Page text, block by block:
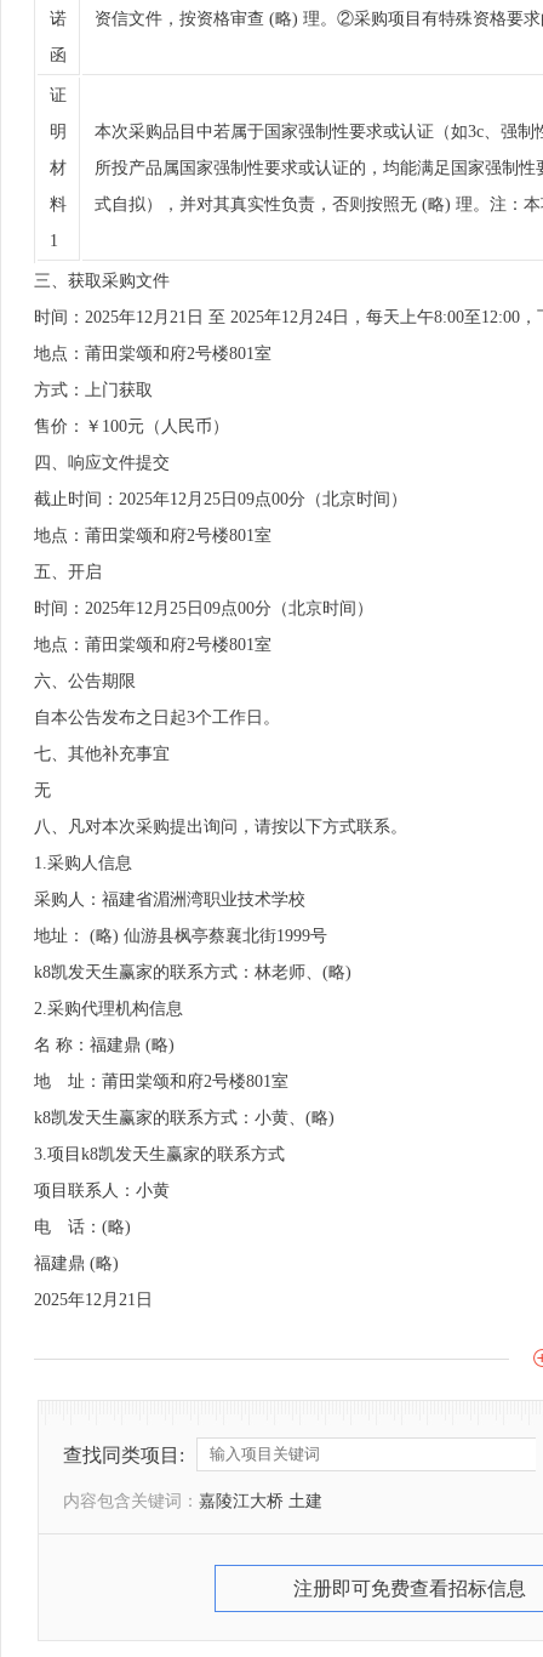
诺
函
资信文件，按资格审查 (略) 理。②采购项目有特殊资格要
证
明
材
料
1
本次采购品目中若属于国家强制性要求或认证（如3c、强
所投产品属国家强制性要求或认证的，均能满足国家强制
式自拟），并对其真实性负责，否则按照无 (略) 理。注：
三、获取采购文件
时间：2025年12月21日 至 2025年12月24日，每天上午8:00至12:00
地点：莆田棠颂和府2号楼801室
方式：上门获取
售价：￥100元（人民币）
四、响应文件提交
截止时间：2025年12月25日09点00分（北京时间）
地点：莆田棠颂和府2号楼801室
五、开启
时间：2025年12月25日09点00分（北京时间）
地点：莆田棠颂和府2号楼801室
六、公告期限
自本公告发布之日起3个工作日。
七、其他补充事宜
无
八、凡对本次采购提出询问，请按以下方式联系。
1.采购人信息
采购人：福建省湄洲湾职业技术学校
地址： (略) 仙游县枫亭蔡襄北街1999号
k8凯发天生赢家的联系方式：林老师、(略)
2.采购代理机构信息
名 称：福建鼎 (略)
地 址：莆田棠颂和府2号楼801室
k8凯发天生赢家的联系方式：小黄、(略)
3.项目k8凯发天生赢家的联系方式
项目联系人：小黄
电 话：(略)
福建鼎 (略)
2025年12月21日
查找同类项目:
内容包含关键词： 嘉陵江大桥 土建
注册即可免费查看招标信息